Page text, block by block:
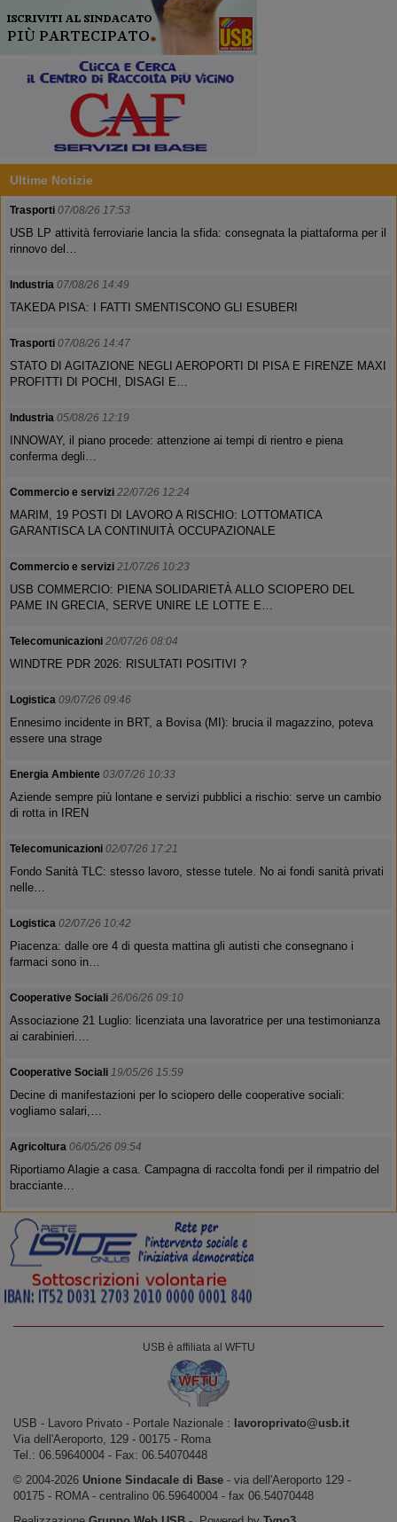
Ultime Notizie
Trasporti 07/08/26 17:53
USB LP attività ferroviarie lancia la sfida: consegnata la piattaforma per il
rinnovo del…
Industria 07/08/26 14:49
TAKEDA PISA: I FATTI SMENTISCONO GLI ESUBERI
Trasporti 07/08/26 14:47
STATO DI AGITAZIONE NEGLI AEROPORTI DI PISA E FIRENZE MAXI
PROFITTI DI POCHI, DISAGI E…
Industria 05/08/26 12:19
INNOWAY, il piano procede: attenzione ai tempi di rientro e piena
conferma degli…
Commercio e servizi 22/07/26 12:24
MARIM, 19 POSTI DI LAVORO A RISCHIO: LOTTOMATICA
GARANTISCA LA CONTINUITÀ OCCUPAZIONALE
Commercio e servizi 21/07/26 10:23
USB COMMERCIO: PIENA SOLIDARIETÀ ALLO SCIOPERO DEL
PAME IN GRECIA, SERVE UNIRE LE LOTTE E…
Telecomunicazioni 20/07/26 08:04
WINDTRE PDR 2026: RISULTATI POSITIVI ?
Logistica 09/07/26 09:46
Ennesimo incidente in BRT, a Bovisa (MI): brucia il magazzino, poteva
essere una strage
Energia Ambiente 03/07/26 10:33
Aziende sempre più lontane e servizi pubblici a rischio: serve un cambio
di rotta in IREN
Telecomunicazioni 02/07/26 17:21
Fondo Sanità TLC: stesso lavoro, stesse tutele. No ai fondi sanità privati
nelle…
Logistica 02/07/26 10:42
Piacenza: dalle ore 4 di questa mattina gli autisti che consegnano i
farmaci sono in…
Cooperative Sociali 26/06/26 09:10
Associazione 21 Luglio: licenziata una lavoratrice per una testimonianza
ai carabinieri.…
Cooperative Sociali 19/05/26 15:59
Decine di manifestazioni per lo sciopero delle cooperative sociali:
vogliamo salari,…
Agricoltura 06/05/26 09:54
Riportiamo Alagie a casa. Campagna di raccolta fondi per il rimpatrio del
bracciante…
USB è affiliata al WFTU
USB ‐ Lavoro Privato - Portale Nazionale : lavoroprivato@usb.it
Via dell'Aeroporto, 129 ‐ 00175 ‐ Roma
Tel.: 06.59640004 ‐ Fax: 06.54070448
© 2004-2026 Unione Sindacale di Base ‐ via dell'Aeroporto 129 -
00175 - ROMA - centralino 06.59640004 - fax 06.54070448